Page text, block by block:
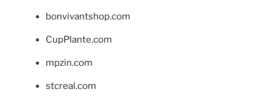
bonvivantshop.com
CupPlante.com
mpzin.com
stcreal.com